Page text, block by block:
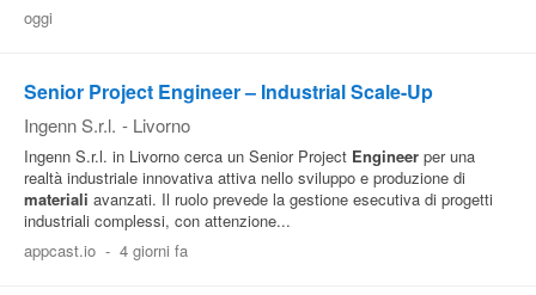
oggi
Senior Project Engineer – Industrial Scale-Up
Ingenn S.r.l. - Livorno
Ingenn S.r.l. in Livorno cerca un Senior Project Engineer per una
realtà industriale innovativa attiva nello sviluppo e produzione di
materiali avanzati. Il ruolo prevede la gestione esecutiva di progetti
industriali complessi, con attenzione...
appcast.io - 4 giorni fa